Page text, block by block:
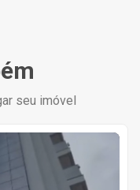
seu imóvel